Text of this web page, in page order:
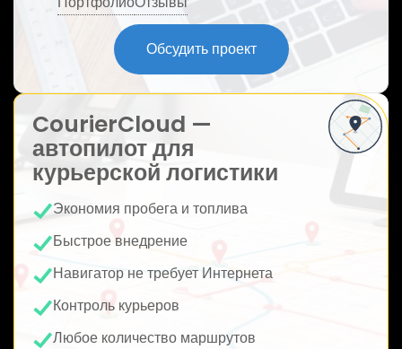
Обсудить проект
CourierCloud —
автопилот для
курьерской логистики
Экономия пробега и топлива
Быстрое внедрение
Навигатор не требует Интернета
Контроль курьеров
Любое количество маршрутов